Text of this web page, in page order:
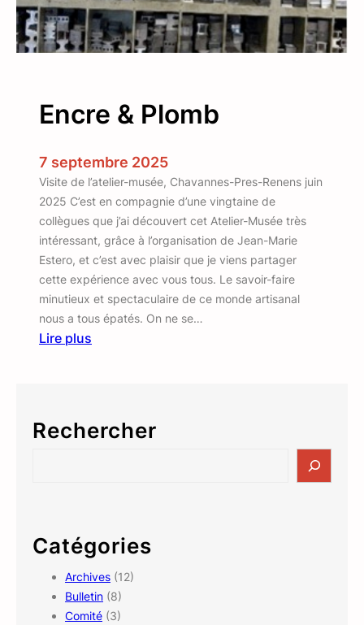
è
r
e
o
i
r
p
o
u
r
l
a
p
e
n
Encre & Plomb
7 septembre 2025
Visite de l’atelier-musée, Chavannes-Pres-Renens juin
2025 C’est en compagnie d’une vingtaine de
collègues que j’ai découvert cet Atelier-Musée très
intéressant, grâce à l’organisation de Jean-Marie
Estero, et c’est avec plaisir que je viens partager
cette expérience avec vous tous. Le savoir-faire
minutieux et spectaculaire de ce monde artisanal
nous a tous épatés. On ne se…
Lire plus
r
m
b
Rechercher
c
h
Catégories
Archives (12)
Bulletin (8)
Comité (3)